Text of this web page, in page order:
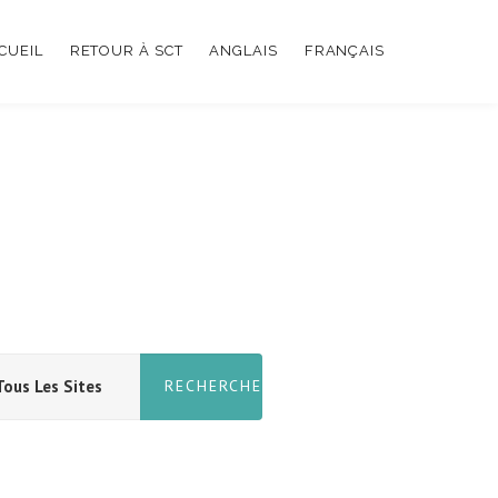
RETOUR À SCT ANGLAIS FRANÇAIS